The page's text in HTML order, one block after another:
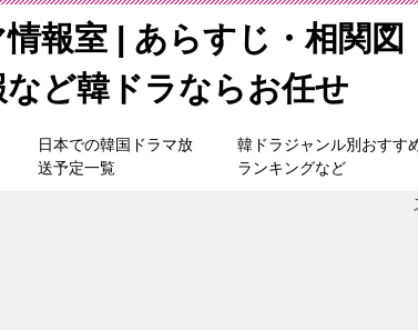
報室 | あらすじ・相関図
など韓ドラならお任せ
日本での韓国ドラマ放
送予定一覧
韓ドラジャンル別おすす
ランキングなど